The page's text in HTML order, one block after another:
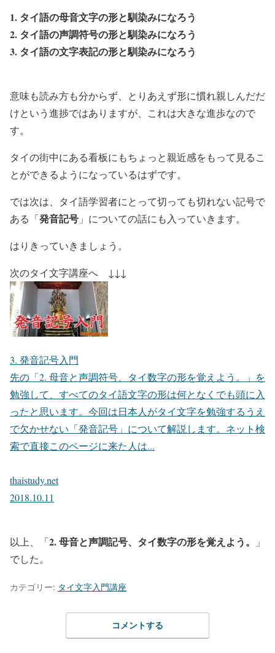
1. タイ語の母音文字の形と馴染みになろう
2. タイ語の声調符号の形と馴染みになろう
3. タイ語の文字表記の形と馴染みになろう
意味も読み方も分からず、とりあえず形に慣れ親しんだだ
けという進捗ではありますが、これは大きな進歩なので
す。
タイの街中にある看板にもちょっと親近感をもって見るこ
とができるようになっているはずです。
では次は、タイ語学習者にとって切っても切れない記号で
ある「発音記号 」についての話にも入っていきます。
はりきっていきましょう。
次のタイ文字講座へ ↓↓↓
3. 発音記号入門
先の「2. 母音と声調符号、タイ数字の形を覚えよう。」を
勉強して、すべてのタイ語文字の形は何となくでも頭に入
ったと思います。今回は日本人がタイ文字を勉強するうえ
で欠かせない「発音記号」について解説します。ネット検
索で直接このページに来た人は...
thaistudy.net
2018.10.11
以上、「2. 母音と声調記号、タイ数字の形を覚えよう。
」
でした。
カテゴリー: タイ文字入門講座
コメントする